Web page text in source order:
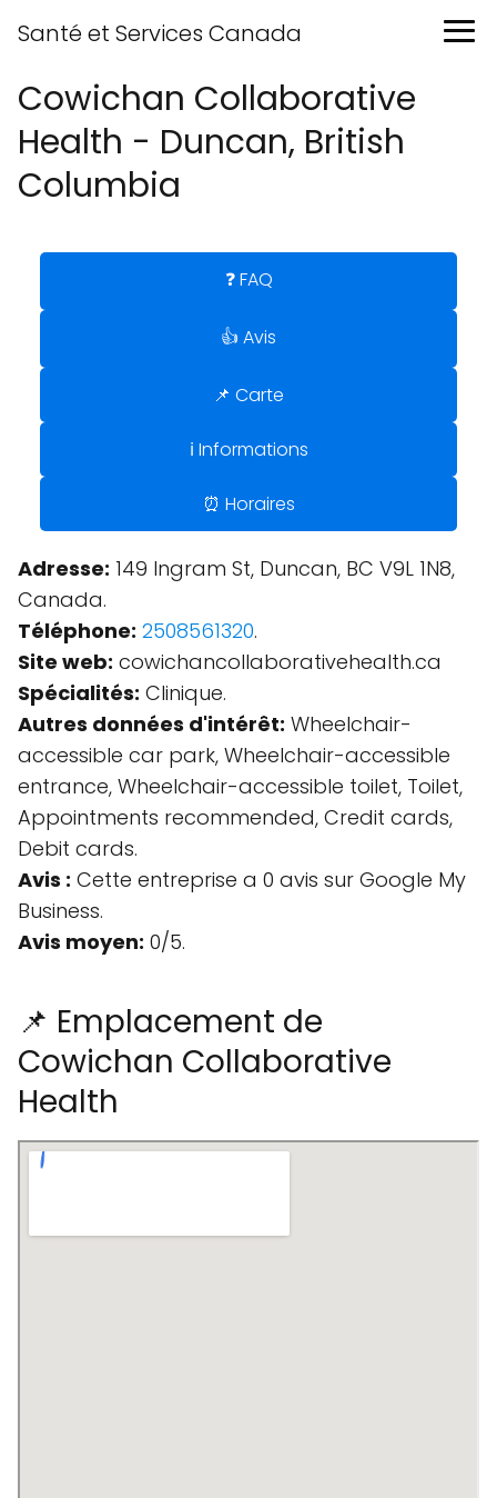
Santé et Services Canada
Cowichan Collaborative
Health - Duncan, British
Columbia
❓ FAQ
👍 Avis
📌 Carte
ℹ️ Informations
⏰ Horaires
Adresse: 149 Ingram St, Duncan, BC V9L 1N8,
Canada.
Téléphone: 2508561320.
Site web: cowichancollaborativehealth.ca
Spécialités: Clinique.
Autres données d'intérêt: Wheelchair-
accessible car park, Wheelchair-accessible
entrance, Wheelchair-accessible toilet, Toilet,
Appointments recommended, Credit cards,
Debit cards.
Avis : Cette entreprise a 0 avis sur Google My
Business.
Avis moyen: 0/5.
📌 Emplacement de
Cowichan Collaborative
Health